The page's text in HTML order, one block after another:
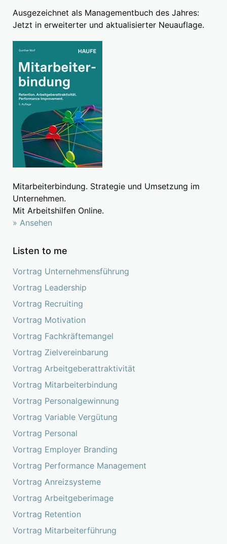
Ausgezeichnet als Managementbuch des Jahres:
Jetzt in erweiterter und aktualisierter Neuauflage.
Mitarbeiterbindung. Strategie und Umsetzung im
Unternehmen.
Mit Arbeitshilfen Online.
» Ansehen
Listen to me
Vortrag Unternehmensführung
Vortrag Leadership
Vortrag Recruiting
Vortrag Motivation
Vortrag Fachkräftemangel
Vortrag Zielvereinbarung
Vortrag Arbeitgeberattraktivität
Vortrag Mitarbeiterbindung
Vortrag Personalgewinnung
Vortrag Variable Vergütung
Vortrag Personal
Vortrag Employer Branding
Vortrag Performance Management
Vortrag Anreizsysteme
Vortrag Arbeitgeberimage
Vortrag Retention
Vortrag Mitarbeiterführung